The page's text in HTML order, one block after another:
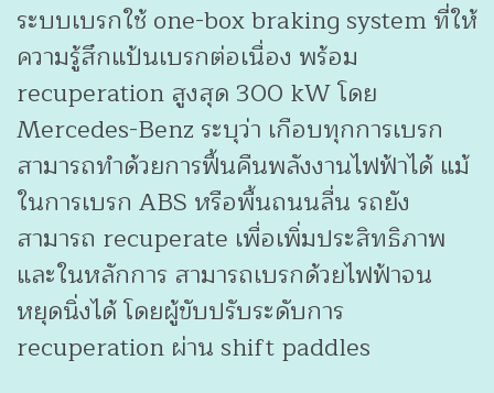
ระบบเบรกใช้ one-box braking system ที่ให้
ความรู้สึกแป้นเบรกต่อเนื่อง พร้อม
recuperation สูงสุด 300 kW โดย
Mercedes-Benz ระบุว่า เกือบทุกการเบรก
สามารถทำด้วยการฟื้นคืนพลังงานไฟฟ้าได้ แม้
ในการเบรก ABS หรือพื้นถนนลื่น รถยัง
สามารถ recuperate เพื่อเพิ่มประสิทธิภาพ
และในหลักการ สามารถเบรกด้วยไฟฟ้าจน
หยุดนิ่งได้ โดยผู้ขับปรับระดับการ
recuperation ผ่าน shift paddles